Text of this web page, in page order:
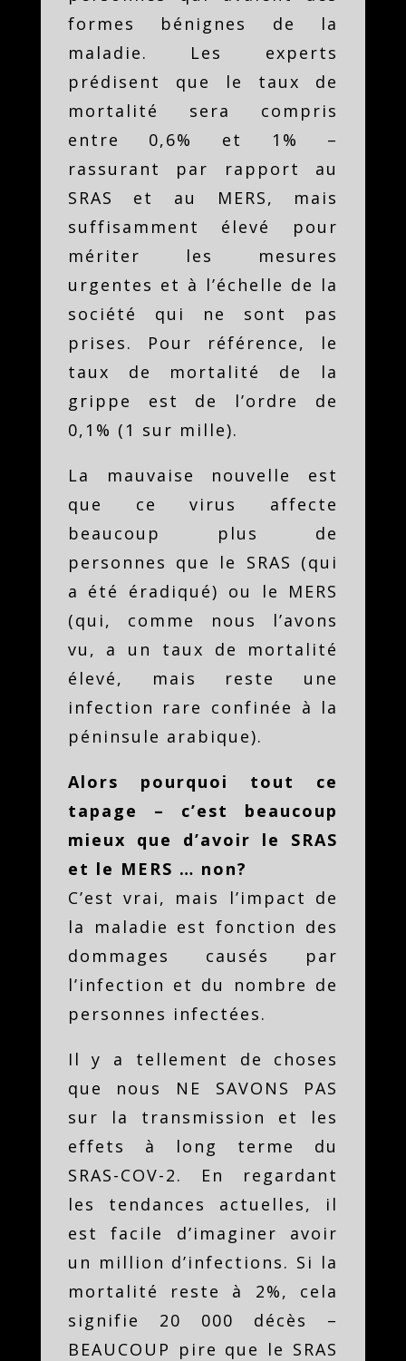
formes bénignes de la
maladie. Les experts
prédisent que le taux de
mortalité sera compris
entre 0,6% et 1% –
rassurant par rapport au
SRAS et au MERS, mais
suffisamment élevé pour
mériter les mesures
urgentes et à l’échelle de la
société qui ne sont pas
prises. Pour référence, le
taux de mortalité de la
grippe est de l’ordre de
0,1% (1 sur mille).
La mauvaise nouvelle est
que ce virus affecte
beaucoup plus de
personnes que le SRAS (qui
a été éradiqué) ou le MERS
(qui, comme nous l’avons
vu, a un taux de mortalité
élevé, mais reste une
infection rare confinée à la
péninsule arabique).
Alors pourquoi tout ce
tapage – c’est beaucoup
mieux que d’avoir le SRAS
et le MERS … non?
C’est vrai, mais l’impact de
la maladie est fonction des
dommages causés par
l’infection et du nombre de
personnes infectées.
Il y a tellement de choses
que nous NE SAVONS PAS
sur la transmission et les
effets à long terme du
SRAS-COV-2. En regardant
les tendances actuelles, il
est facile d’imaginer avoir
un million d’infections. Si la
mortalité reste à 2%, cela
signifie 20 000 décès –
BEAUCOUP pire que le SRAS